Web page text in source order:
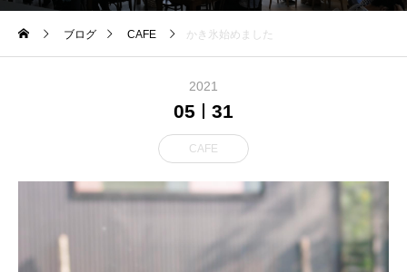
ブログ CAFE かき氷始めました
2021
05 31
CAFE